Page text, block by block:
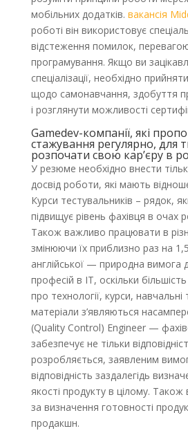
мобільних додатків. вакансія
роботі він використовує
відстеження помилок,
програмування. Якщо ви
спеціалізації, необхідно
щодо самонавчання, здобуття
і розглянути можливості
Gamedev-компанії, які
стажування регулярно, для
розпочати свою кар’єру в
У резюме необхідно внести
досвід роботи, які мають
Курси тестувальників – рядок,
підвищує рівень фахівця в очах
Також важливо працювати в
змінюючи їх приблизно раз на
англійської — природна вимога
професій в IT, оскільки
про технології, курси, навчальні
матеріали з’являються
(Quality Control) Engineer —
забезпечує не тільки
розробляється, заявленим
відповідність заздалегідь
якості продукту в цілому. Також
за визначення готовності
продакшн.